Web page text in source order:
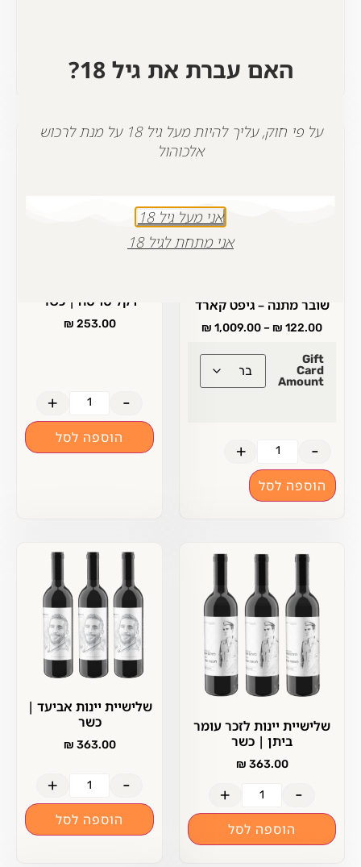
הוספה לסל
שובר מתנה – גיפט קארד
₪ 122.00
–
₪ 1,009.00
Gift
Card
Amount
-
+
הוספה לסל
דקל סויסה | כשר
₪ 253.00
-
+
הוספה לסל
שלישיית יינות לזכר עומר
ביתן | כשר
₪ 363.00
-
+
הוספה לסל
שלישיית יינות אביעד |
כשר
₪ 363.00
-
+
הוספה לסל
האם עברת את גיל 18?
על פי חוק, עליך להיות מעל גיל 18 על מנת לרכוש
אלכוהול
אני מעל גיל 18
אני מתחת לגיל 18